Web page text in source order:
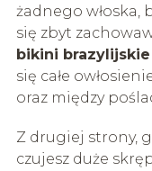
żadnego włoska,
się zbyt
bikini brazylijskie
się całe
oraz między
Z drugiej strony,
czujesz duże